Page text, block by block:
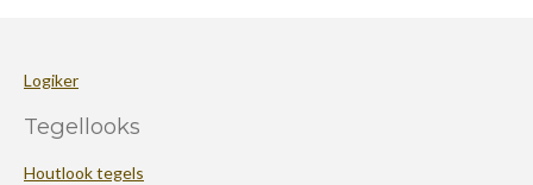
Logiker
Tegellooks
Houtlook tegels